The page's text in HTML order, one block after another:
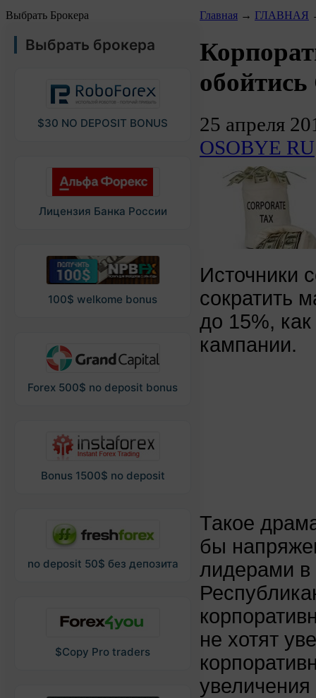
Выбрать Брокера
Выбрать брокера
$30 NO DEPOSIT BONUS
Лицензия Банка России
100$ welkome bonus
Forex 500$ no deposit bonus
Bonus 1500$ no deposit
no deposit 50$ без депозита
$Copy Pro traders
Главная → ГЛАВНАЯ
25 апреля
OSOBYE RU
Источники
сократить
до 15%,
кампании.
Такое
бы
лидерами в
не хотят